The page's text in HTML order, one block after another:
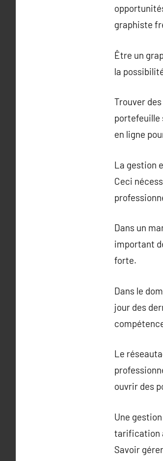
graphiste
Être un
la
Trouver
portefeuille
en ligne
La gestion
Ceci
Dans un
important
forte.
Dans le
jour des
Le
ouvrir des
Une
tarification
Savoir